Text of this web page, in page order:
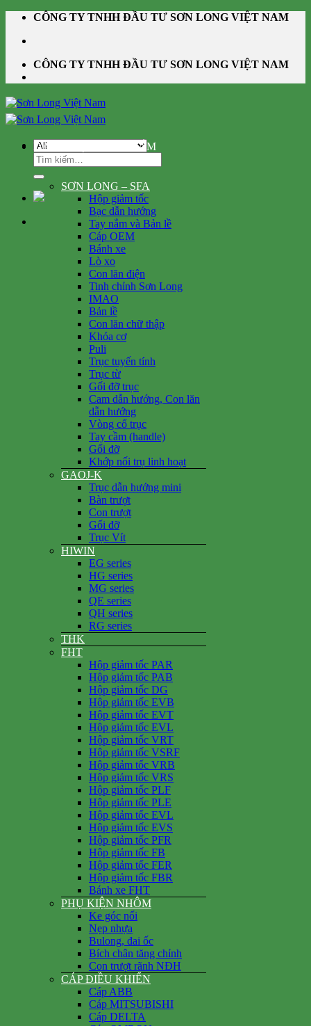
Skip
content
CÔNG TY TNHH ĐẦU TƯ SƠN LONG VIỆT NAM
CÔNG TY TNHH ĐẦU TƯ SƠN LONG VIỆT NAM
Tìm
kiếm:
DANH MỤC SẢN PHẨM
SƠN LONG – SFA
Hộp giảm tốc
Bạc dẫn hướng
Tay nắm và Bản lề
Cáp OEM
Bánh xe
Lò xo
Con lăn điện
Tinh chỉnh Sơn Long
IMAO
Bản lề
Con lăn chữ thập
Khóa cơ
Puli
Trục tuyến tính
Trục từ
Gối đỡ trục
Cam dẫn hướng, Con lăn
dẫn hướng
Vòng cổ trục
Tay cầm (handle)
Gối đỡ
Khớp nối trụ linh hoạt
GAOJ-K
Trục dẫn hướng mini
Bàn trượt
Con trượt
Gối đỡ
Trục Vít
HIWIN
EG series
HG series
MG series
QE series
QH series
RG series
THK
FHT
Hộp giảm tốc PAR
Hộp giảm tốc PAB
Hộp giảm tốc DG
Hộp giảm tốc EVB
Hộp giảm tốc EVT
Hộp giảm tốc EVL
Hộp giảm tốc VRT
Hộp giảm tốc VSRF
Hộp giảm tốc VRB
Hộp giảm tốc VRS
Hộp giảm tốc PLF
Hộp giảm tốc PLE
Hộp giảm tốc EVL
Hộp giảm tốc EVS
Hộp giảm tốc PFR
Hộp giảm tốc FB
Hộp giảm tốc FER
Hộp giảm tốc FBR
Bánh xe FHT
PHỤ KIỆN NHÔM
Ke góc nổi
Nẹp nhựa
Bulong, đai ốc
Bích chân tăng chỉnh
Con trượt rãnh NĐH
CÁP ĐIỀU KHIỂN
Cáp ABB
Cáp MITSUBISHI
Cáp DELTA